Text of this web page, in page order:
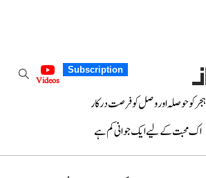
Subscription
Videos
ہجر کو حوصلہ اور وصل کو فرصت درکار
اک محبت کے لیے ایک جوانی کم ہے